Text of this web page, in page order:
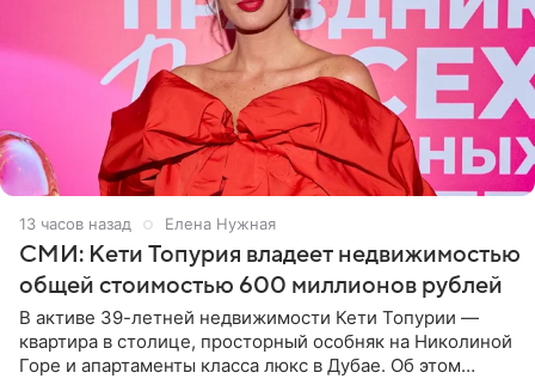
13 часов назад Елена Нужная
СМИ: Кети Топурия владеет недвижимостью
общей стоимостью 600 миллионов рублей
В активе 39-летней недвижимости Кети Топурии —
квартира в столице, просторный особняк на Николиной
Горе и апартаменты класса люкс в Дубае. Об этом